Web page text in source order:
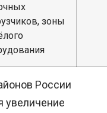
зоны
России
увеличение